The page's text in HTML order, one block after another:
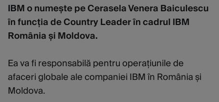
IBM o numește pe Cerasela Venera Baiculescu
în funcția de Country Leader în cadrul IBM
România și Moldova.
Ea va fi responsabilă pentru operațiunile de
afaceri globale ale companiei IBM în România și
Moldova.